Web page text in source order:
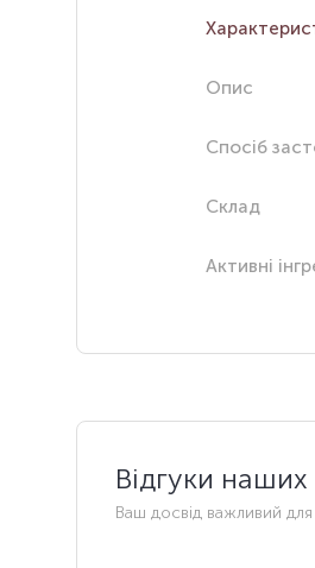
Опис
Спосіб
Склад
Активні
Відгуки наших
Ваш досвід важливий